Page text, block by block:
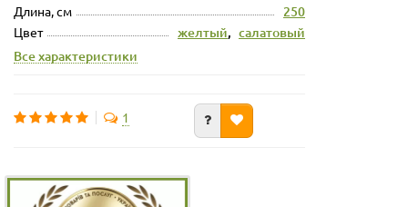
Длина, см 250
Цвет желтый, салатовый
Все характеристики
1